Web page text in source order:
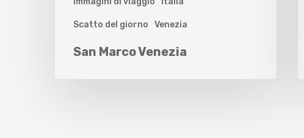
Scatto del giorno Venezia
San Marco Venezia